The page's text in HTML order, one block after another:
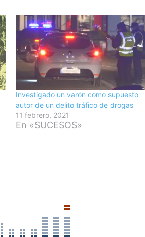
Investigado un varón como supuesto
autor de un delito tráfico de drogas
11 febrero, 2021
En «SUCESOS»